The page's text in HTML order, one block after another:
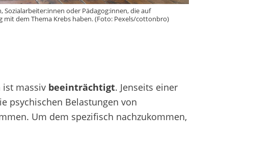
oder Pädagog:innen, die auf
dem Thema Krebs haben. (Foto: Pexels/cottonbro)
ist massiv beeinträchtigt. Jenseits einer
psychischen Belastungen von
Um dem spezifisch nachzukommen,